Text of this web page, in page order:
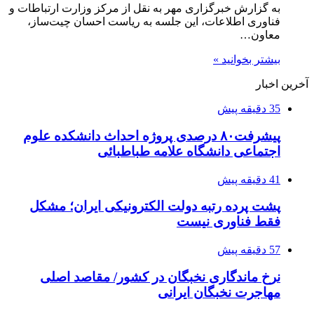
به گزارش خبرگزاری مهر به نقل از مرکز وزارت ارتباطات و
فناوری اطلاعات، این جلسه به ریاست احسان چیت‌ساز،
معاون…
بیشتر بخوانید »
آخرین اخبار
35 دقیقه پیش
پیشرفت۸۰ درصدی پروژه احداث دانشکده علوم
اجتماعی دانشگاه علامه طباطبائی
41 دقیقه پیش
پشت پرده رتبه دولت الکترونیکی ایران؛ مشکل
فقط فناوری نیست
57 دقیقه پیش
نرخ ماندگاری نخبگان در کشور/ مقاصد اصلی
مهاجرت نخبگان ایرانی